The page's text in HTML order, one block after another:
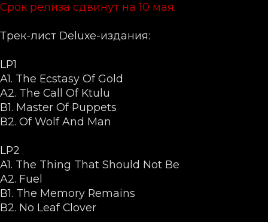
Срок релиза сдвинут на 10 мая.
Трек-лист Deluxe-издания:
LP1
A1. The Ecstasy Of Gold
A2. The Call Of Ktulu
B1. Master Of Puppets
B2. Of Wolf And Man
LP2
A1. The Thing That Should Not Be
A2. Fuel
B1. The Memory Remains
B2. No Leaf Clover